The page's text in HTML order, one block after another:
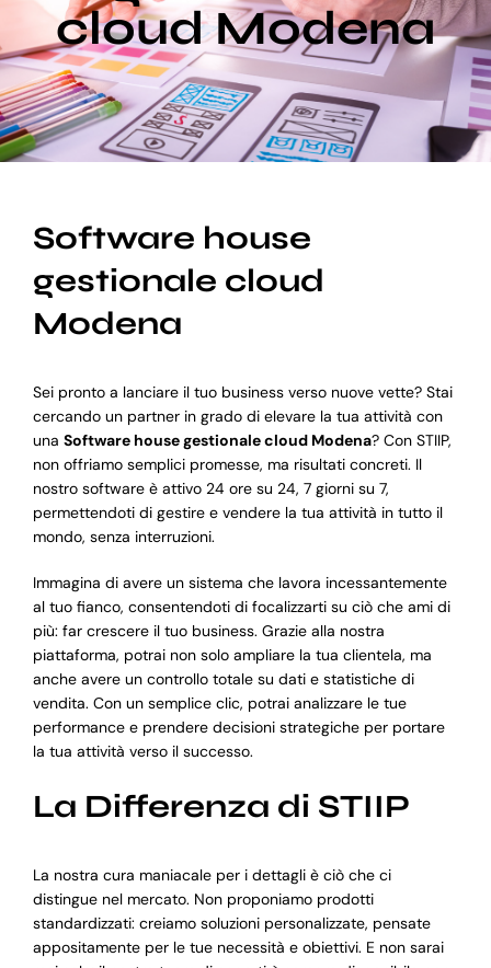
Blog
Supporto
cloud Modena
Software house
gestionale cloud
Modena
Sei pronto a lanciare il tuo business verso nuove vette? Stai
cercando un partner in grado di elevare la tua attività con
una Software house gestionale cloud Modena? Con STIIP,
non offriamo semplici promesse, ma risultati concreti. Il
nostro software è attivo 24 ore su 24, 7 giorni su 7,
permettendoti di gestire e vendere la tua attività in tutto il
mondo, senza interruzioni.
Immagina di avere un sistema che lavora incessantemente
al tuo fianco, consentendoti di focalizzarti su ciò che ami di
più: far crescere il tuo business. Grazie alla nostra
piattaforma, potrai non solo ampliare la tua clientela, ma
anche avere un controllo totale su dati e statistiche di
vendita. Con un semplice clic, potrai analizzare le tue
performance e prendere decisioni strategiche per portare
la tua attività verso il successo.
La Differenza di STIIP
La nostra cura maniacale per i dettagli è ciò che ci
distingue nel mercato. Non proponiamo prodotti
standardizzati: creiamo soluzioni personalizzate, pensate
appositamente per le tue necessità e obiettivi. E non sarai